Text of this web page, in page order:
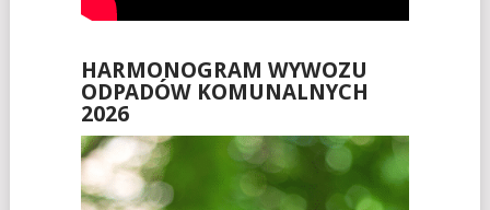
HARMONOGRAM WYWOZU
ODPADÓW KOMUNALNYCH
2026